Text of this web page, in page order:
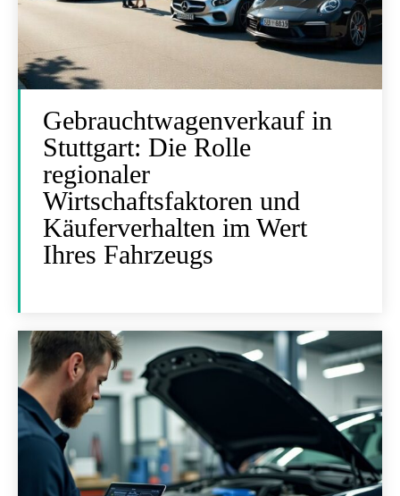
Gebrauchtwagenverkauf in
Stuttgart: Die Rolle
regionaler
Wirtschaftsfaktoren und
Käuferverhalten im Wert
Ihres Fahrzeugs